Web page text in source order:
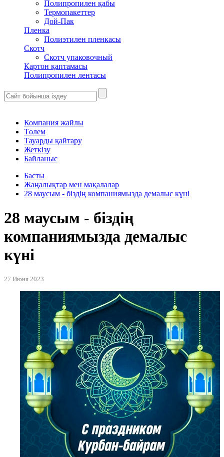
Полипропилен қабы
Термопакеттер
Дой-Пак
Пленка
Полиэтилен пленкасы
Скотч
Скотч упаковочный
Картон қаптамасы
Полипропилен лентасы
Компания жайлы
Төлем
Тауарды қайтару
Жеткізу
Байланыс
Басты
Жаңалықтар мен мақалалар
28 маусым - біздің компаниямызда демалыс күні
28 маусым - біздің
компаниямызда демалыс
күні
27 Июня 2023